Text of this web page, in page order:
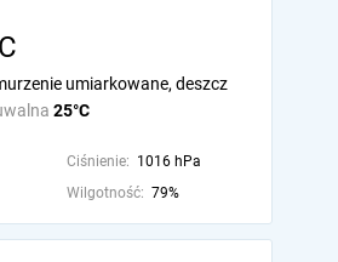
25°C
umiarkowane, deszcz
Ciśnienie: 1016 hPa
Wilgotność: 79%